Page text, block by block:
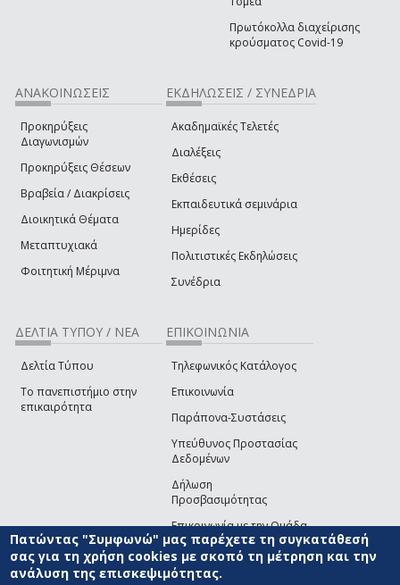
Πρωτόκολλα διαχείρισης
κρούσματος Covid-19
ΑΝΑΚΟΙΝΩΣΕΙΣ
Προκηρύξεις
Διαγωνισμών
Προκηρύξεις Θέσεων
Βραβεία / Διακρίσεις
Διοικητικά Θέματα
Μεταπτυχιακά
Φοιτητική Μέριμνα
ΕΚΔΗΛΩΣΕΙΣ / ΣΥΝΕΔΡΙΑ
Ακαδημαϊκές Τελετές
Διαλέξεις
Εκθέσεις
Εκπαιδευτικά σεμινάρια
Ημερίδες
Πολιτιστικές Εκδηλώσεις
Συνέδρια
ΔΕΛΤΙΑ ΤΥΠΟΥ / ΝΕΑ
Δελτία Τύπου
Το πανεπιστήμιο στην
επικαιρότητα
ΕΠΙΚΟΙΝΩΝΙΑ
Τηλεφωνικός Κατάλογος
Επικοινωνία
Παράπονα-Συστάσεις
Υπεύθυνος Προστασίας
Δεδομένων
Δήλωση
Προσβασιμότητας
Επικοινωνία με την Ομάδα
Ανάπτυξης του site(link sends e-mail)
© ΠΑΝΕΠΙΣΤΗΜΙΟ ΑΙΓΑΙΟΥ ΟΡΟΙ ΧΡΗΣΗΣ
Πατώντας "Συμφωνώ" μας παρέχετε τη συγκατάθεσή
σας για τη χρήση cookies με σκοπό τη μέτρηση και την
ανάλυση της επισκεψιμότητας.